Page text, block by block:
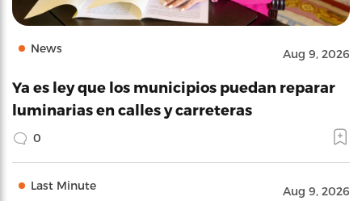
News Aug 9, 2026
Ya es ley que los municipios puedan reparar
luminarias en calles y carreteras
0
Last Minute Aug 9, 2026